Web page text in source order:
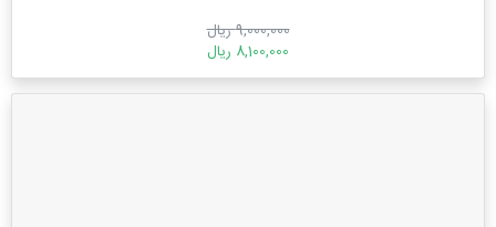
9,000,000 ریال
8,100,000 ریال